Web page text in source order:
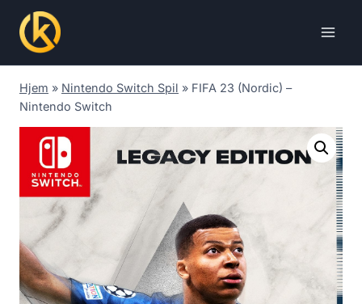
content
Hjem » Nintendo Switch Spil » FIFA 23 (Nordic) –
Nintendo Switch